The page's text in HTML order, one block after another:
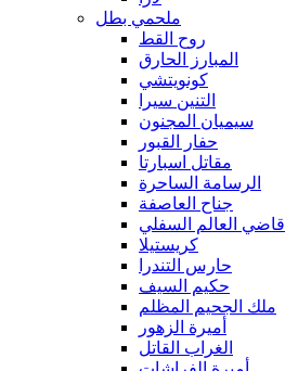
ملحمي بطل
روح القط
المبارز الحارق
كونويتشي
التنين سيرا
سيميان المجنون
حفار القبور
مقاتل اسبارتا
الرسامة الساحرة
جناح العاصفة
قاضي العالم السفلي
كريستيلا
حارس التندرا
حكيم السيف
ملك الجحيم المظلم
أميرة الزهور
الغراب القاتل